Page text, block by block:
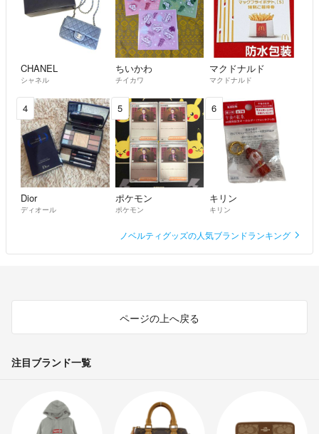
CHANEL
シャネル
ちいかわ
チイカワ
マクドナルド
マクドナルド
4
Dior
ディオール
5
ポケモン
ポケモン
6
キリン
キリン
ノベルティグッズの人気ブランドランキング
ページの上へ戻る
注目ブランド一覧